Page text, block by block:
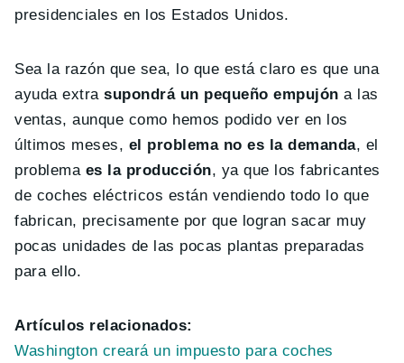
presidenciales en los Estados Unidos.
Sea la razón que sea, lo que está claro es que una
ayuda extrasupondrá un pequeño empujón a las
ventas, aunque como hemos podido ver en los
últimos meses, el problema no es la demanda, el
problema es la producción, ya que los fabricantes
de coches eléctricos están vendiendo todo lo que
fabrican, precisamente por que logran sacar muy
pocas unidades de las pocas plantas preparadas
para ello.
Artículos relacionados:
Washington creará un impuesto para coches